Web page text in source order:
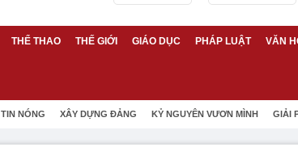
THỂ THAO THẾ GIỚI GIÁO DỤC PHÁP LUẬT VĂN
TIN NÓNG XÂY DỰNG ĐẢNG KỶ NGUYÊN VƯƠN MÌNH GIẢI